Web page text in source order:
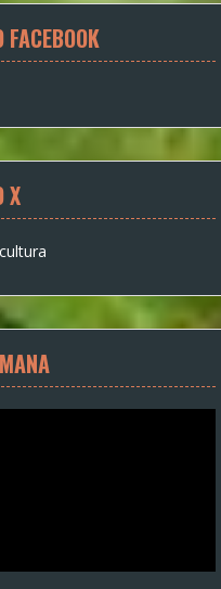
FACEBOOK
X